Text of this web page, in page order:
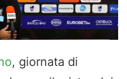
, giornata di